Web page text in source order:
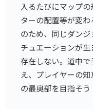
入るたびにマップ
ターの配置等が変
のため、同じダン
チュエーションが
存在しない。道中
え、プレイヤーの
の最奥部を目指そう